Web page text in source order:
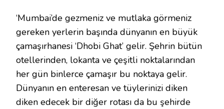
‘Mumbai’de gezmeniz ve mutlaka görmeniz
gereken yerlerin başında dünyanın en büyük
çamaşırhanesi ‘Dhobi Ghat’ gelir. Şehrin bütün
otellerinden, lokanta ve çeşitli noktalarından
her gün binlerce çamaşır bu noktaya gelir.
Dünyanın en enteresan ve tüylerinizi diken
diken edecek bir diğer rotası da bu şehirde